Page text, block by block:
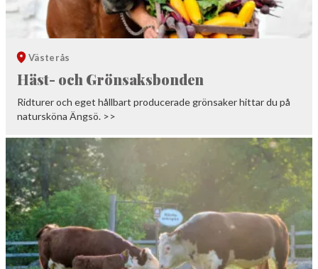
Västerås
Häst- och Grönsaksbonden
Ridturer och eget hållbart producerade grönsaker hittar du på
natursköna Ängsö. >>